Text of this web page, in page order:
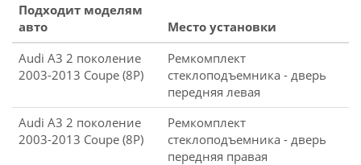
Подходит моделям
авто
Место установки
Audi A3 2 поколение
2003-2013 Coupe (8P)
Ремкомплект
стеклоподъемника - дверь
передняя левая
Audi A3 2 поколение
2003-2013 Coupe (8P)
Ремкомплект
стеклоподъемника - дверь
передняя правая